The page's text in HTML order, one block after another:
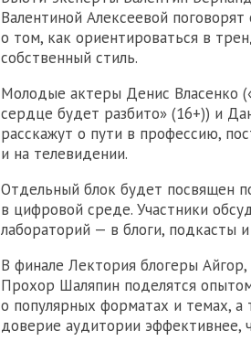
Валентиной Алексеевой
о том, как ориентироваться в
собственный стиль.
Молодые актеры Денис Власенко
сердце будет разбито» (16+)) и
расскажут о пути в профессию,
и на телевидении.
Отдельный блок будет посвящен
в цифровой среде. Участники
лабораторий — в блоги, подкасты
В финале Лектория блогеры
Прохор Шаляпин поделятся
о популярных форматах и темах, а
доверие аудитории эффективнее,